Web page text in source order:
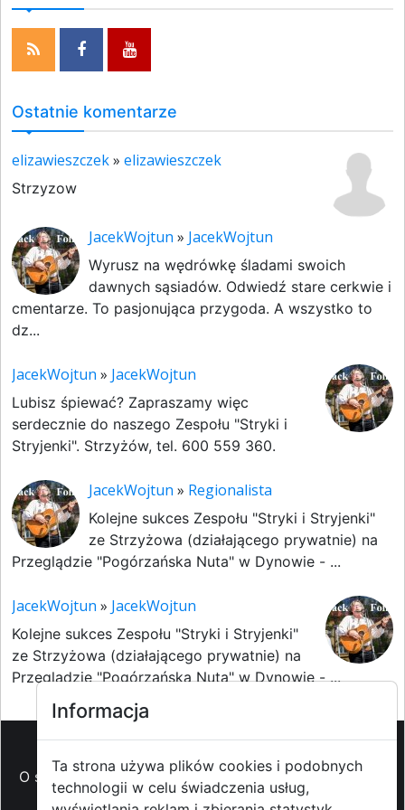
Ostatnie komentarze
elizawieszczek» elizawieszczek
Strzyzow
JacekWojtun » JacekWojtun
Wyrusz na wędrówkę śladami swoich
dawnych sąsiadów. Odwiedź stare cerkwie i
cmentarze. To pasjonująca przygoda. A wszystko to
dz...
JacekWojtun » JacekWojtun
Lubisz śpiewać? Zapraszamy więc
serdecznie do naszego Zespołu "Stryki i
Stryjenki". Strzyżów, tel. 600 559 360.
JacekWojtun » Regionalista
Kolejne sukces Zespołu "Stryki i Stryjenki"
ze Strzyżowa (działającego prywatnie) na
Przeglądzie "Pogórzańska Nuta" w Dynowie - ...
JacekWojtun » JacekWojtun
Kolejne sukces Zespołu "Stryki i Stryjenki"
ze Strzyżowa (działającego prywatnie) na
Przeglądzie "Pogórzańska Nuta" w Dynowie - ...
O strzyzowiak.pl-Reklama-Pomoc (FAQ)-Patronat
medialny - Prawa autorskie- Redakcja i
Informacja
Ta strona używa plików cookies i podobnych
technologii w celu świadczenia usług,